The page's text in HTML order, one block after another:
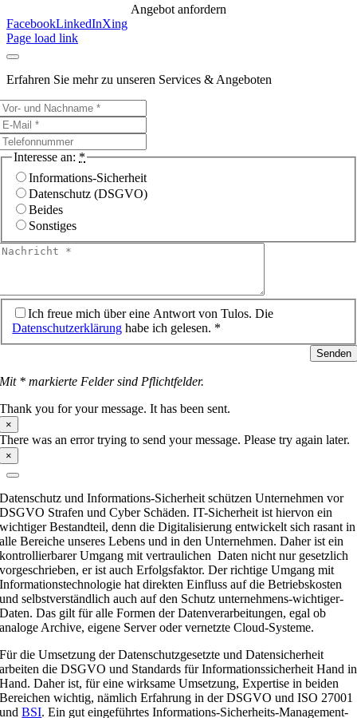
Angebot anfordern
FacebookLinkedInXing
Page load link
Erfahren Sie mehr zu unseren Services & Angeboten
Interesse an: *
Informations-Sicherheit
Datenschutz (DSGVO)
Beides
Sonstiges
Ich freue mich über eine Antwort von Tulos. Die
Datenschutzerklärung habe ich gelesen. *
Senden
Mit * markierte Felder sind Pflichtfelder.
Thank you for your message. It has been sent.
×
There was an error trying to send your message. Please try again later.
×
Datenschutz und Informations-Sicherheit schützen Unternehmen vor
DSGVO Strafen und Cyber Schäden. IT-Sicherheit ist hiervon ein
wichtiger Bestandteil, denn die Digitalisierung entwickelt sich rasant in
alle Bereiche unseres Lebens und in den Unternehmen. Daher ist ein
kontrollierbarer Umgang mit vertraulichen Daten nicht nur gesetzlich
vorgeschrieben, er ist auch Erfolgsfaktor. Der richtige Umgang mit
Informationstechnologie hat direkten Einfluss auf die Betriebskosten
und selbstverständlich auch auf den Schutz unternehmens-wichtiger-
Daten. Das gilt für alle Formen der Datenverarbeitungen, egal ob
analoge Archive, eigene Server oder vernetzte Cloud-Systeme.
Für die Umsetzung der Datenschutzgesetzte und Datensicherheit
arbeiten die DSGVO und Standards für Informationssicherheit Hand in
Hand. Daher ist, für eine wirksame Umsetzung, Expertise in beiden
Bereichen wichtig, nämlich Erfahrung in der DSGVO und ISO 27001
undBSI. Ein gut eingeführtes Informations-Sicherheits-Management-